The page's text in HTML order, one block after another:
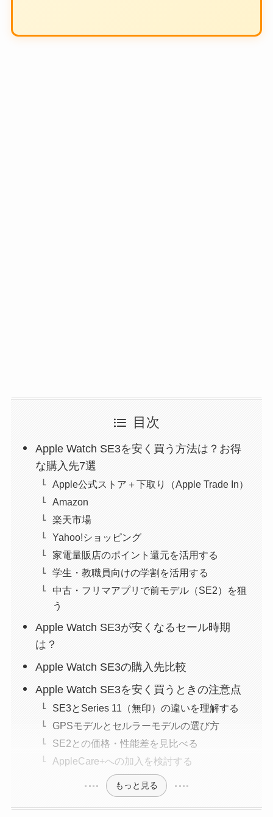
目次
Apple Watch SE3を安く買う方法は？お得
な購入先7選
Apple公式ストア＋下取り（Apple Trade In）
Amazon
楽天市場
Yahoo!ショッピング
家電量販店のポイント還元を活用する
学生・教職員向けの学割を活用する
中古・フリマアプリで前モデル（SE2）を狙
う
Apple Watch SE3が安くなるセール時期
は？
Apple Watch SE3の購入先比較
Apple Watch SE3を安く買うときの注意点
SE3とSeries 11（無印）の違いを理解する
GPSモデルとセルラーモデルの選び方
SE2との価格・性能差を見比べる
AppleCare+への加入を検討する
もっと見る